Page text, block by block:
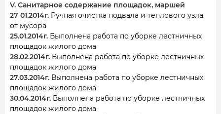
V. Санитарное содержание площадок, маршей
27 01.2014г. Ручная очистка подвала и теплового узла
от мусора
25.01.2014г. Выполнена работа по уборке лестничных
площадок жилого дома
28.02.2014г. Выполнена работа по уборке лестничных
площадок жилого дома
27.03.2014г. Выполнена работа по уборке лестничных
площадок жилого дома
30.04.2014г. Выполнена работа по уборке лестничных
площадок жилого дома